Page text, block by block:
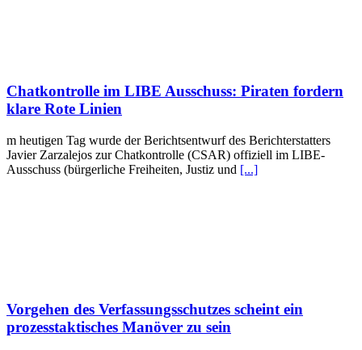
Chatkontrolle im LIBE Ausschuss: Piraten fordern
klare Rote Linien
m heutigen Tag wurde der Berichtsentwurf des Berichterstatters
Javier Zarzalejos zur Chatkontrolle (CSAR) offiziell im LIBE-
Ausschuss (bürgerliche Freiheiten, Justiz und [...]
Vorgehen des Verfassungsschutzes scheint ein
prozesstaktisches Manöver zu sein